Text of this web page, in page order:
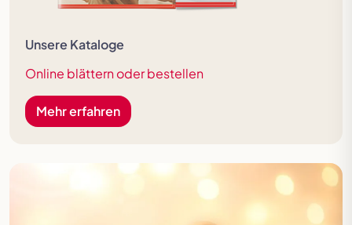
Unsere Kataloge
Online blättern oder bestellen
Mehr erfahren